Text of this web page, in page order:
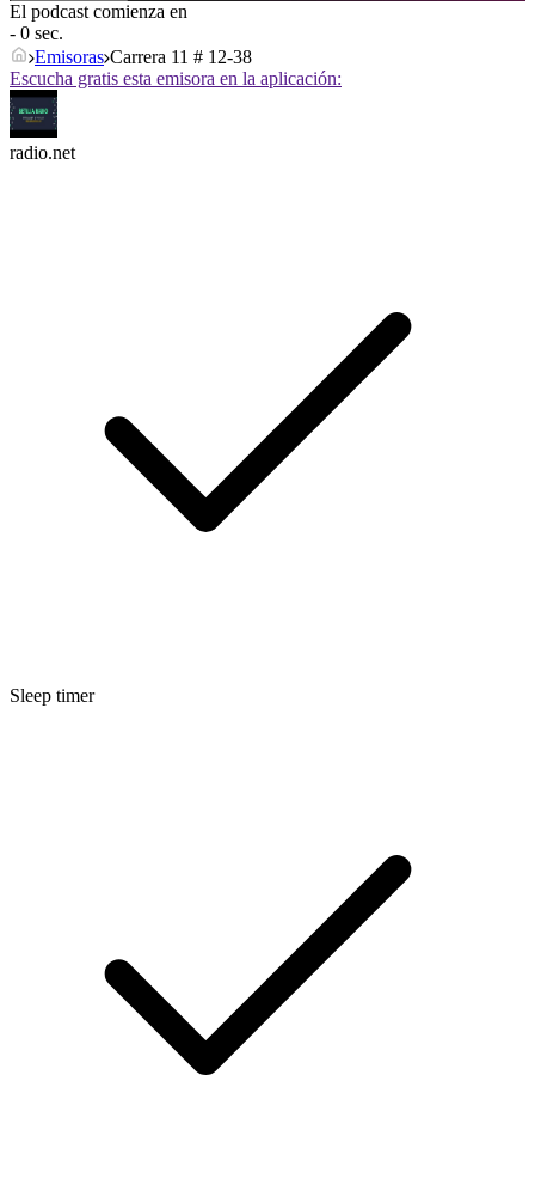
El podcast comienza en
- 0 sec.
Emisoras Carrera 11 # 12-38
Escucha gratis esta emisora en la aplicación:
radio.net
Sleep timer